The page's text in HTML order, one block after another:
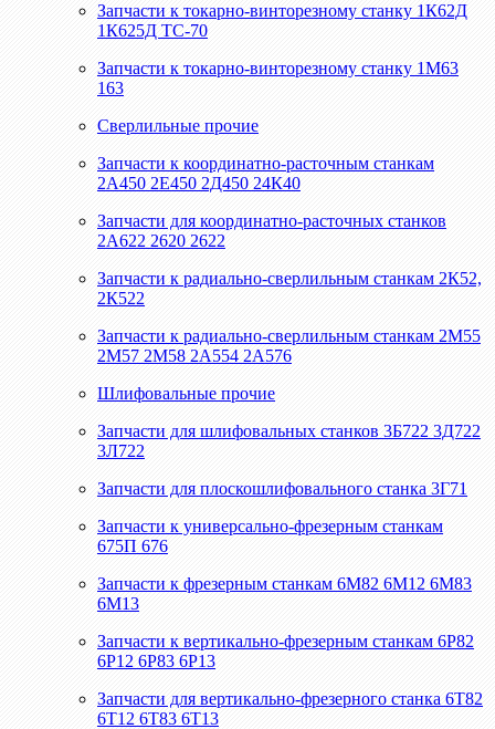
Запчасти к токарно-винторезному станку 1К62Д
1К625Д ТС-70
Запчасти к токарно-винторезному станку 1М63
163
Сверлильные прочие
Запчасти к координатно-расточным станкам
2А450 2Е450 2Д450 24К40
Запчасти для координатно-расточных станков
2А622 2620 2622
Запчасти к радиально-сверлильным станкам 2К52,
2К522
Запчасти к радиально-сверлильным станкам 2М55
2М57 2М58 2А554 2А576
Шлифовальные прочие
Запчасти для шлифовальных станков 3Б722 3Д722
3Л722
Запчасти для плоскошлифовального станка 3Г71
Запчасти к универсально-фрезерным станкам
675П 676
Запчасти к фрезерным станкам 6М82 6М12 6М83
6М13
Запчасти к вертикально-фрезерным станкам 6Р82
6Р12 6Р83 6Р13
Запчасти для вертикально-фрезерного станка 6Т82
6Т12 6Т83 6Т13